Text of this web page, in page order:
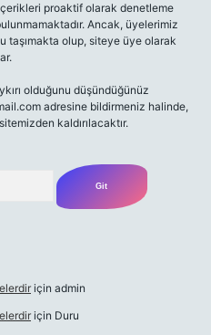
proaktif olarak denetleme
Ancak, üyelerimiz
taşımakta olup, siteye üye olarak
olduğunu düşündüğünüz
adresine bildirmeniz halinde,
kaldırılacaktır.
için admin
için Duru